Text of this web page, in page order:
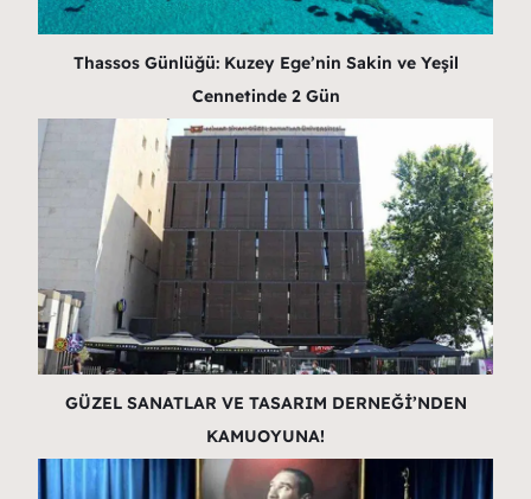
Thassos Günlüğü: Kuzey Ege’nin Sakin ve Yeşil
Cennetinde 2 Gün
GÜZEL SANATLAR VE TASARIM DERNEĞİ’NDEN
KAMUOYUNA!